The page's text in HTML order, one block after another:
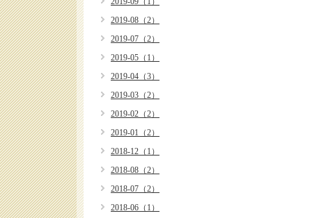
2019-08（2）
2019-07（2）
2019-05（1）
2019-04（3）
2019-03（2）
2019-02（2）
2019-01（2）
2018-12（1）
2018-08（2）
2018-07（2）
2018-06（1）